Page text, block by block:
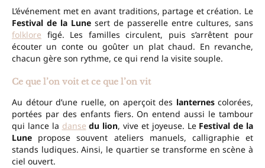
L’événement met en avant traditions, partage et création. Le
Festival de la Lune sert de passerelle entre cultures, sans
folklore figé. Les familles circulent, puis s’arrêtent pour
écouter un conte ou goûter un plat chaud. En revanche,
chacun gère son rythme, ce qui rend la visite souple.
Ce que l’on voit et ce que l’on vit
Au détour d’une ruelle, on aperçoit des lanternescolorées,
portées par des enfants fiers. On entend aussi le tambour
qui lance la danse du lion, vive et joyeuse. Le Festival de la
Lune propose souvent ateliers manuels, calligraphie et
stands ludiques. Ainsi, le quartier se transforme en scène à
ciel ouvert.